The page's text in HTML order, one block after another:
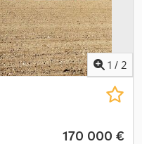
1 / 2
170 000 €